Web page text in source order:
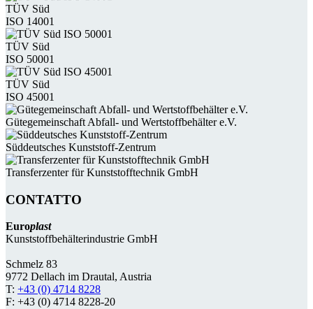
TÜV Süd
ISO 14001
TÜV Süd
ISO 50001
TÜV Süd
ISO 45001
Güte­gemein­schaft Abfall- und Wert­stoff­behälter e.V.
Süddeutsches Kunststoff-Zentrum
Transferzenter für Kunststoff­technik GmbH
CONTATTO
Europlast
Kunststoffbehälterindustrie GmbH
Schmelz 83
9772 Dellach im Drautal, Austria
T: +43 (0) 4714 8228
F: +43 (0) 4714 8228-20